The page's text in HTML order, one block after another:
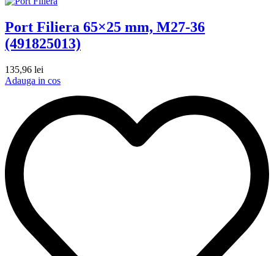
Port Filiera 65×25 mm, M27-36
(491825013)
135,96 lei
Adauga in cos